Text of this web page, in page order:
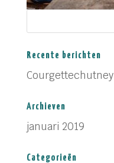
Recente berichten
Courgettechutney
Archieven
januari 2019
Categorieën